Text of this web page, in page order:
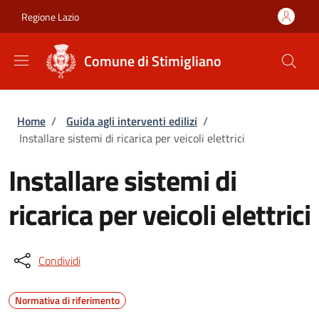
Regione Lazio
Comune di Stimigliano
Briciole di pane
Home / Guida agli interventi edilizi /
Installare sistemi di ricarica per veicoli elettrici
Installare sistemi di
ricarica per veicoli elettrici
Condividi
Normativa di riferimento